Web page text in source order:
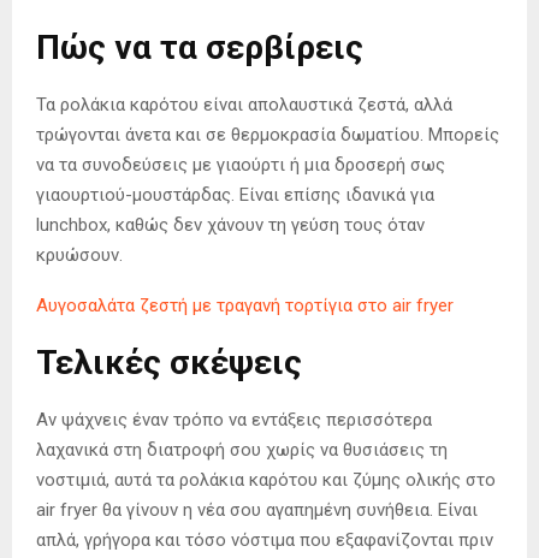
Πώς να τα σερβίρεις
Τα ρολάκια καρότου είναι απολαυστικά ζεστά, αλλά
τρώγονται άνετα και σε θερμοκρασία δωματίου. Μπορείς
να τα συνοδεύσεις με γιαούρτι ή μια δροσερή σως
γιαουρτιού-μουστάρδας. Είναι επίσης ιδανικά για
lunchbox, καθώς δεν χάνουν τη γεύση τους όταν
κρυώσουν.
Αυγοσαλάτα ζεστή με τραγανή τορτίγια στο air fryer
Τελικές σκέψεις
Αν ψάχνεις έναν τρόπο να εντάξεις περισσότερα
λαχανικά στη διατροφή σου χωρίς να θυσιάσεις τη
νοστιμιά, αυτά τα ρολάκια καρότου και ζύμης ολικής στο
air fryer θα γίνουν η νέα σου αγαπημένη συνήθεια. Είναι
απλά, γρήγορα και τόσο νόστιμα που εξαφανίζονται πριν